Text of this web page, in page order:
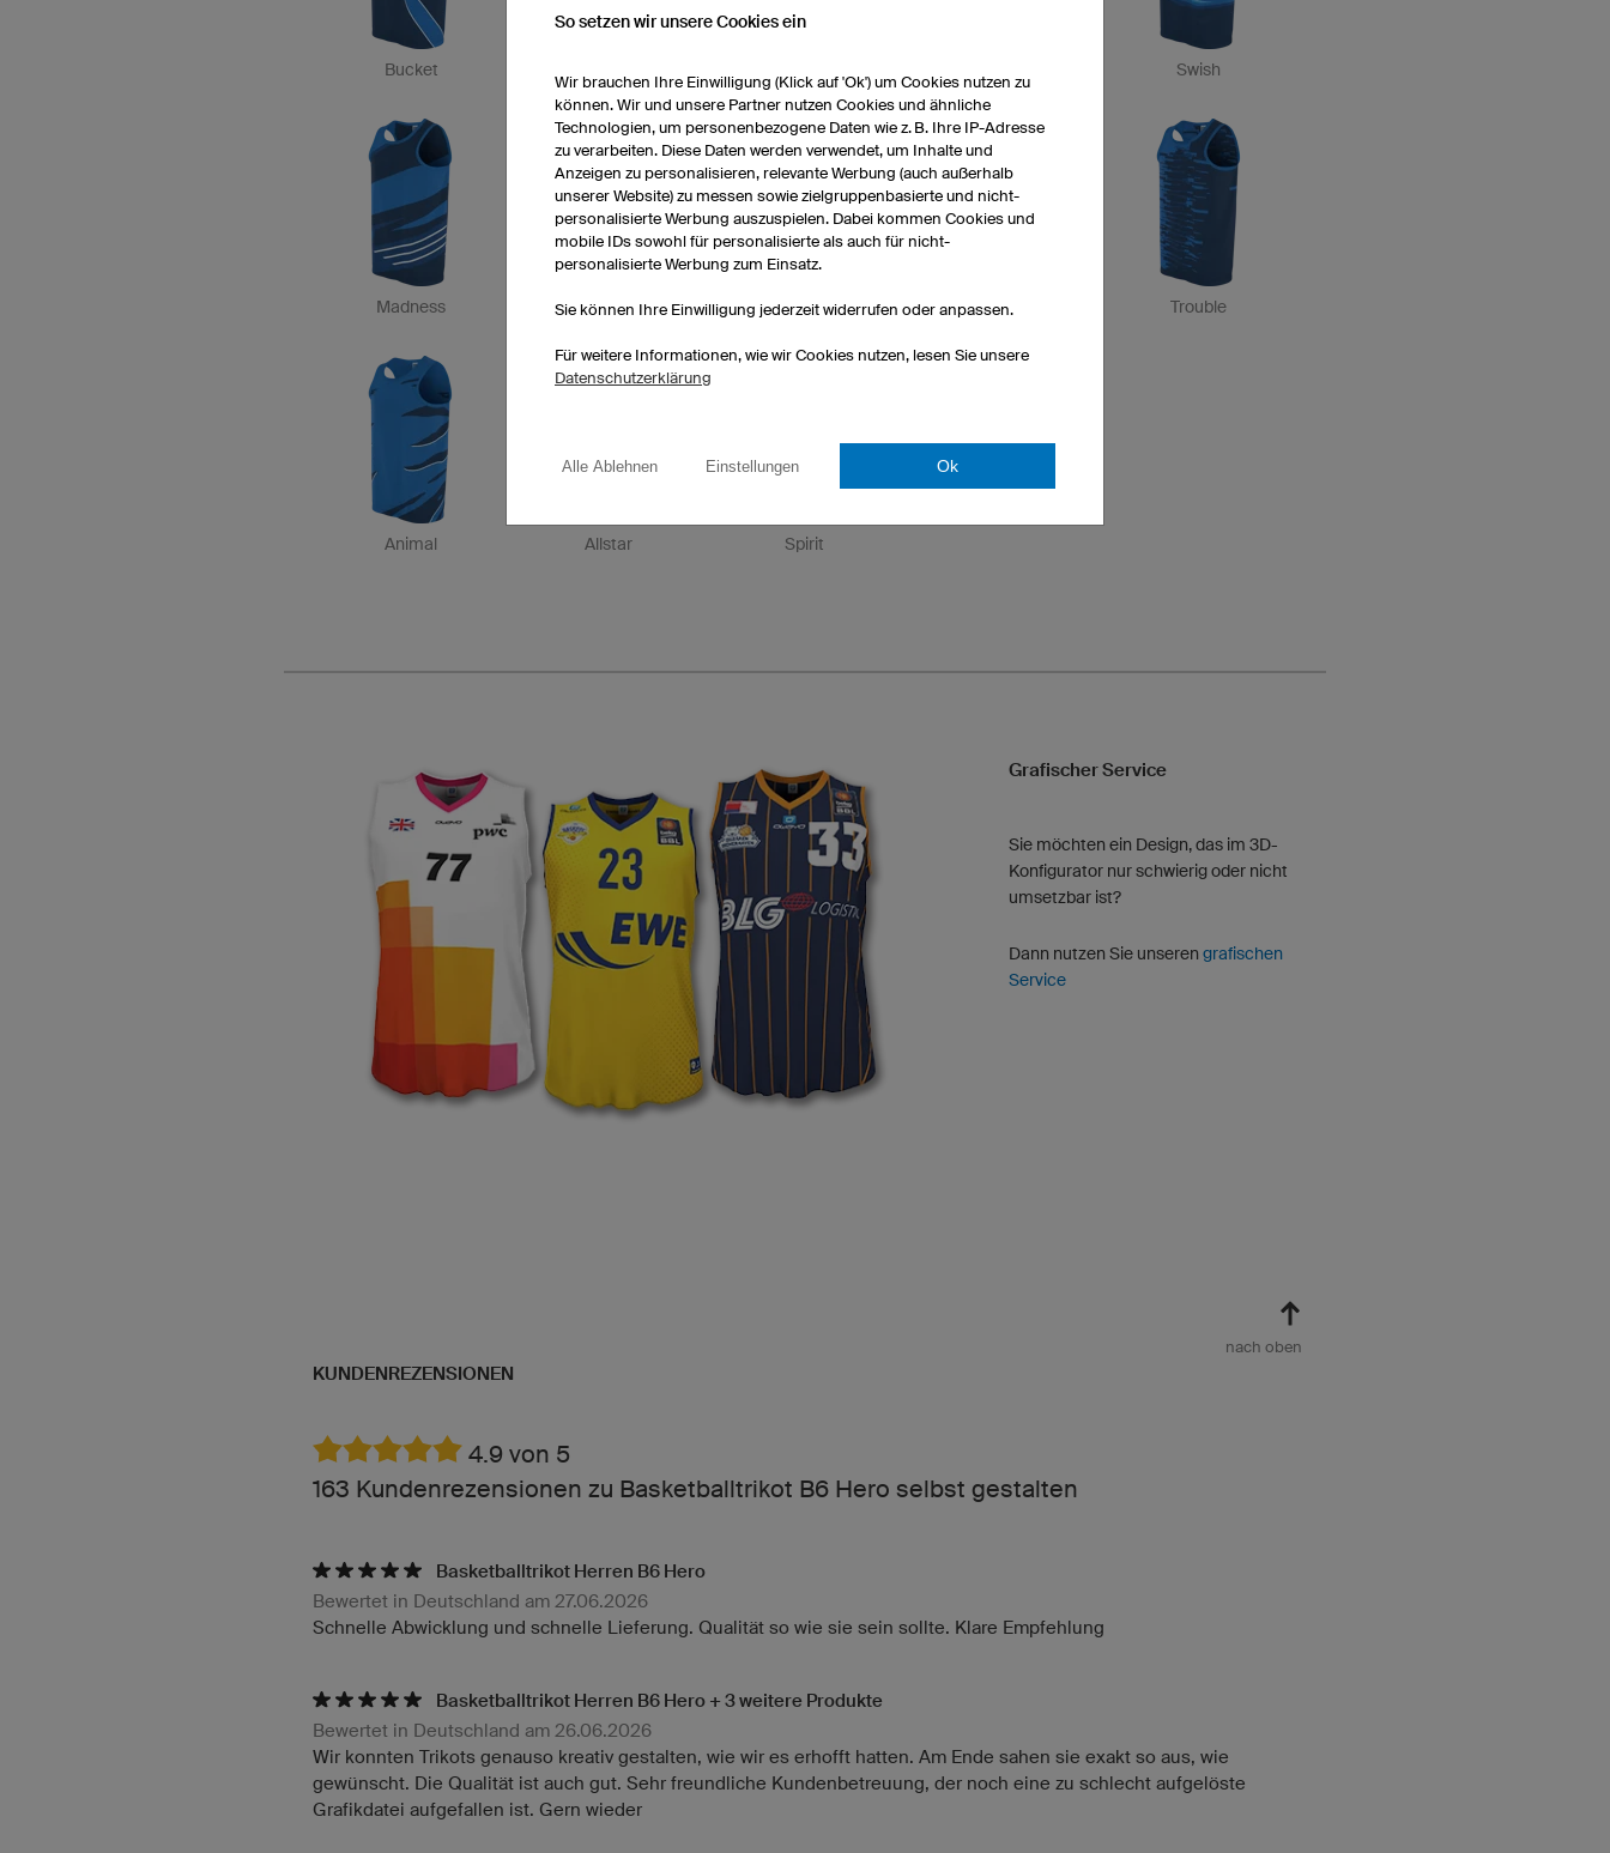
Bucket Swish
Madness Pure Russel Magic Trouble
Animal Allstar Spirit
Grafischer Service
Sie möchten ein Design, das im 3D-
Konfigurator nur schwierig oder nicht
umsetzbar ist?
Dann nutzen Sie unserengrafischen
Service
nach oben
KUNDENREZENSIONEN
4.9 von 5
163 Kundenrezensionen zu Basketballtrikot B6 Hero selbst gestalten
Basketballtrikot Herren B6 Hero
Bewertet in Deutschland am 27.06.2026
Schnelle Abwicklung und schnelle Lieferung. Qualität so wie sie sein sollte. Klare Empfehlung
Basketballtrikot Herren B6 Hero + 3 weitere Produkte
Bewertet in Deutschland am 26.06.2026
Wir konnten Trikots genauso kreativ gestalten, wie wir es erhofft hatten. Am Ende sahen sie exakt so aus, wie
gewünscht. Die Qualität ist auch gut. Sehr freundliche Kundenbetreuung, der noch eine zu schlecht aufgelöste
Grafikdatei aufgefallen ist. Gern wieder
So setzen wir unsere Cookies ein
Wir brauchen Ihre Einwilligung (Klick auf 'Ok') um Cookies nutzen zu
können. Wir und unsere Partner nutzen Cookies und ähnliche
Technologien, um personenbezogene Daten wie z. B. Ihre IP-Adresse
zu verarbeiten. Diese Daten werden verwendet, um Inhalte und
Anzeigen zu personalisieren, relevante Werbung (auch außerhalb
unserer Website) zu messen sowie zielgruppenbasierte und nicht-
personalisierte Werbung auszuspielen. Dabei kommen Cookies und
mobile IDs sowohl für personalisierte als auch für nicht-
personalisierte Werbung zum Einsatz.
Sie können Ihre Einwilligung jederzeit widerrufen oder anpassen.
Für weitere Informationen, wie wir Cookies nutzen, lesen Sie unsere
Datenschutzerklärung
Alle Ablehnen Einstellungen Ok